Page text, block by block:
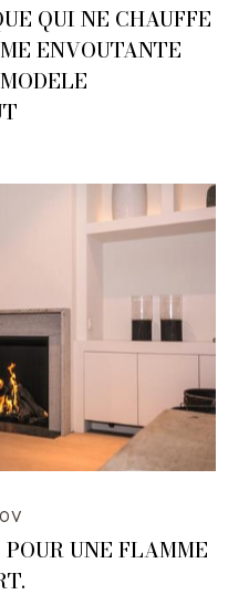
QUI NE CHAUFFE
ENVOUTANTE
UNE FLAMME